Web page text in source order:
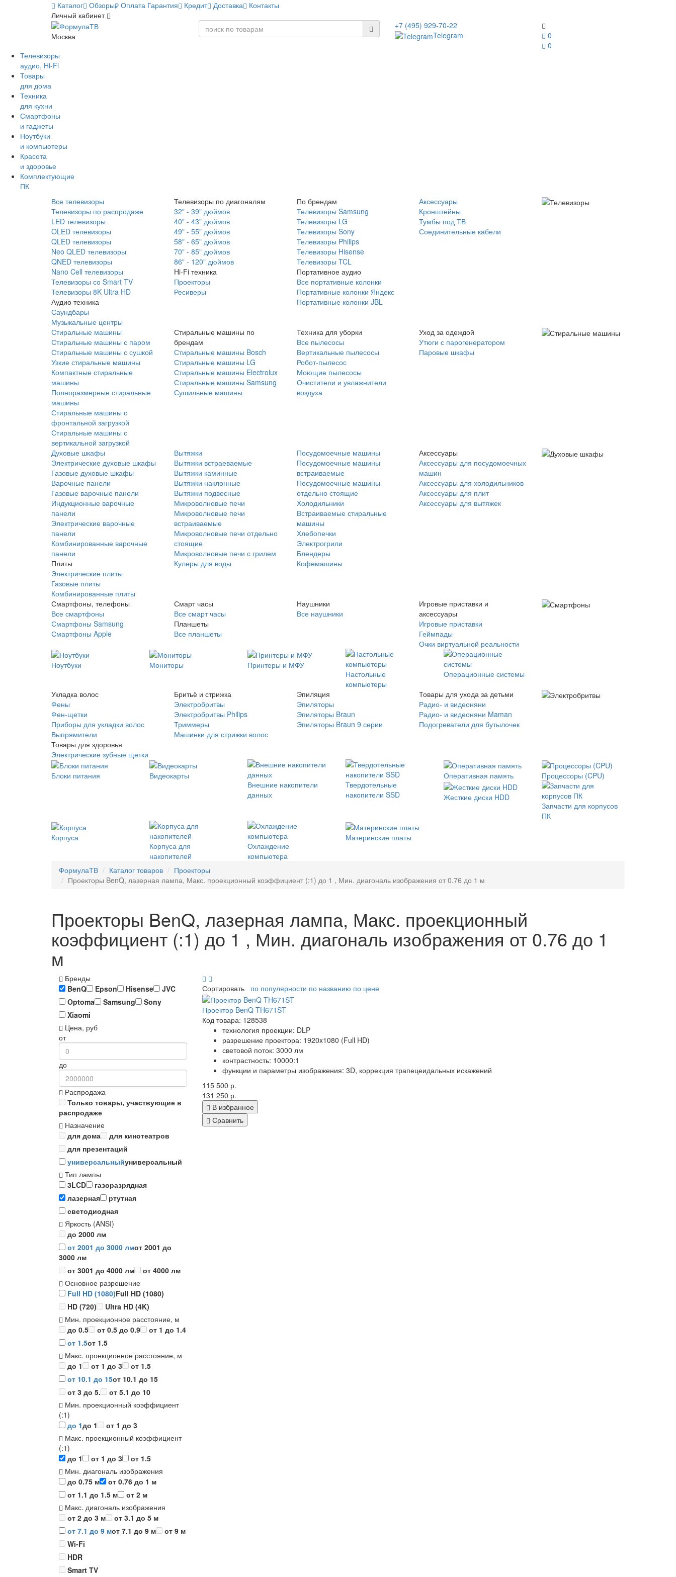
Каталог Обзоры Оплата Гарантия Кредит Доставка
Контакты
Личный кабинет
Москва
0
0
+7 (495) 929-70-22
Telegram
Телевизоры
аудио, Hi-Fi
Товары
для дома
Техника
для кухни
Смартфоны
и гаджеты
Ноутбуки
и компьютеры
Красота
и здоровье
Комплектующие
ПК
Все телевизоры
Телевизоры по распродаже
LED телевизоры
OLED телевизоры
QLED телевизоры
Neo QLED телевизоры
QNED телевизоры
Nano Cell телевизоры
Телевизоры со Smart TV
Телевизоры 8K Ultra HD
Аудио техника
Саундбары
Музыкальные центры
Телевизоры по диагоналям
32" - 39" дюймов
40" - 43" дюймов
49" - 55" дюймов
58" - 65" дюймов
70" - 85" дюймов
86" - 120" дюймов
Hi-Fi техника
Проекторы
Ресиверы
По брендам
Телевизоры Samsung
Телевизоры LG
Телевизоры Sony
Телевизоры Philips
Телевизоры Hisense
Телевизоры TCL
Портативное аудио
Все портативные колонки
Портативные колонки Яндекс
Портативные колонки JBL
Аксессуары
Кронштейны
Тумбы под ТВ
Соединительные кабели
Стиральные машины
Стиральные машины с паром
Стиральные машины с сушкой
Узкие стиральные машины
Компактные стиральные
машины
Полноразмерные стиральные
машины
Стиральные машины с
фронтальной загрузкой
Стиральные машины с
вертикальной загрузкой
Стиральные машины по
брендам
Стиральные машины Bosch
Стиральные машины LG
Стиральные машины Electrolux
Стиральные машины Samsung
Сушильные машины
Техника для уборки
Все пылесосы
Вертикальные пылесосы
Робот-пылесос
Моющие пылесосы
Очистители и увлажнители
воздуха
Уход за одеждой
Утюги с парогенератором
Паровые шкафы
Духовые шкафы
Электрические духовые шкафы
Газовые духовые шкафы
Варочные панели
Газовые варочные панели
Индукционные варочные
панели
Электрические варочные
панели
Комбинированные варочные
панели
Плиты
Электрические плиты
Газовые плиты
Комбинированные плиты
Вытяжки
Вытяжки встраеваемые
Вытяжки каминные
Вытяжки наклонные
Вытяжки подвесные
Микроволновые печи
Микроволновые печи
встраиваемые
Микроволновые печи отдельно
стоящие
Микроволновые печи с грилем
Кулеры для воды
Посудомоечные машины
Посудомоечные машины
встраиваемые
Посудомоечные машины
отдельно стоящие
Холодильники
Встраиваемые стиральные
машины
Хлебопечки
Электрогрили
Блендеры
Кофемашины
Аксессуары
Аксессуары для посудомоечных
машин
Аксессуары для холодильников
Аксессуары для плит
Аксессуары для вытяжек
Смартфоны, телефоны
Все смартфоны
Смартфоны Samsung
Смартфоны Apple
Смарт часы
Все смарт часы
Планшеты
Все планшеты
Наушники
Все наушники
Игровые приставки и
аксессуары
Игровые приставки
Геймпады
Очки виртуальной реальности
Ноутбуки Мониторы
Принтеры и МФУ
Настольные
компьютеры
Операционные системы
Укладка волос
Фены
Фен-щетки
Приборы для укладки волос
Выпрямители
Товары для здоровья
Электрические зубные щетки
Бритьё и стрижка
Электробритвы
Электробритвы Philips
Триммеры
Машинки для стрижки волос
Эпиляция
Эпиляторы
Эпиляторы Braun
Эпиляторы Braun 9 серии
Товары для ухода за детьми
Радио- и видеоняни
Радио- и видеоняни Maman
Подогреватели для бутылочек
Блоки питания
Видеокарты
Внешние накопители
данных
Твердотельные
накопители SSD
Оперативная память Процессоры (CPU)
Жесткие диски HDD
Запчасти для корпусов
ПК
Корпуса
Корпуса для
накопителей
Охлаждение
компьютера
Материнские платы
ФормулаТВ Каталог товаров
Проекторы
Проекторы BenQ, лазерная лампа, Макс. проекционный коэффициент (:1) до 1 , Мин. диагональ изображения от 0.76 до 1 м
Проекторы BenQ, лазерная лампа, Макс. проекционный
коэффициент (:1) до 1 , Мин. диагональ изображения от 0.76 до 1
м
Бренды
BenQ
Epson Hisense
JVC
Optoma
Samsung
Sony
Xiaomi
Цена, руб
от
до
Распродажа
Только товары, участвующие в
распродаже
Назначение
для дома
для кинотеатров
для презентаций
универсальныйуниверсальный
Тип лампы
3LCD
газоразрядная
лазерная
ртутная
светодиодная
Яркость (ANSI)
до 2000 лм
от 2001 до 3000 лмот 2001 до
3000 лм
от 3001 до 4000 лм
от 4000 лм
Основное разрешение
Full HD (1080)Full HD (1080)
HD (720)
Ultra HD (4K)
Мин. проекционное расстояние, м
до 0.5
от 0.5 до 0.9
от 1 до 1.4
от 1.5от 1.5
Макс. проекционное расстояние, м
до 1
от 1 до 3
от 1.5
от 10.1 до 15от 10.1 до 15
от 3 до 5.
от 5.1 до 10
Мин. проекционный коэффициент
(:1)
до 1до 1
от 1 до 3
Макс. проекционный коэффициент
(:1)
до 1
от 1 до 3
от 1.5
Мин. диагональ изображения
до 0.75 м
от 0.76 до 1 м
от 1.1 до 1.5 м
от 2 м
Макс. диагональ изображения
от 2 до 3 м
от 3.1 до 5 м
от 7.1 до 9 мот 7.1 до 9 м
от 9 м
Wi-Fi
HDR
Smart TV
Сортировать по популярности по названию по цене
Проектор BenQ TH671ST
Код товара: 128538
технология проекции: DLP
разрешение проектора: 1920x1080 (Full HD)
световой поток: 3000 лм
контрастность: 10000:1
функции и параметры изображения: 3D, коррекция трапецеидальных искажений
115 500 р.
131 250 р.
В избранное
Сравнить